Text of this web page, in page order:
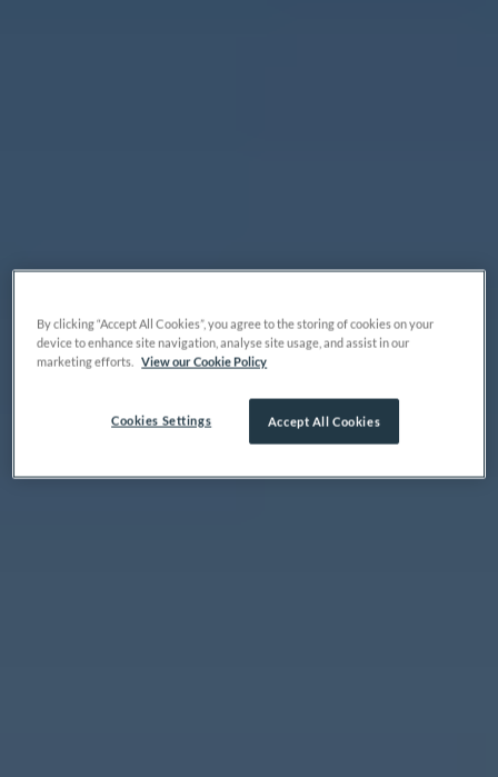
By clicking “Accept All Cookies”, you agree to the storing of cookies on your
device to enhance site navigation, analyse site usage, and assist in our
marketing efforts.
View our Cookie Policy
Accept All Cookies
Cookies Settings